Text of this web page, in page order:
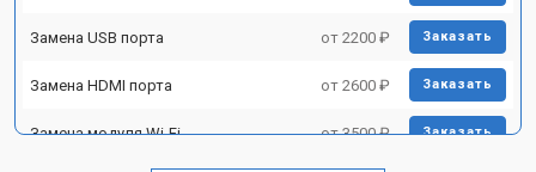
Замена USB порта от 2200 ₽ Заказать
Замена HDMI порта от 2600 ₽ Заказать
Замена модуля Wi-Fi от 3500 ₽ Заказать